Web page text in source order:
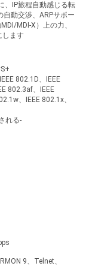
、IP旅程自動感じる転
自動交渉、ARPサポー
MDI-X）上の力、
します
802.1D、IEEE
802.3af、IEEE
、IEEE 802.1x、
れる-
9、Telnet、